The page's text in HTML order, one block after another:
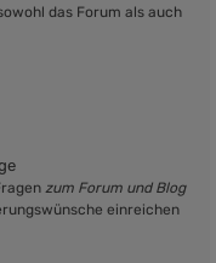
das Forum als auch
zum Forum und Blog
einreichen